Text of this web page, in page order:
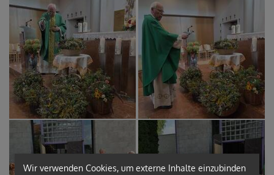
Wir verwenden Cookies, um externe Inhalte einzubinden